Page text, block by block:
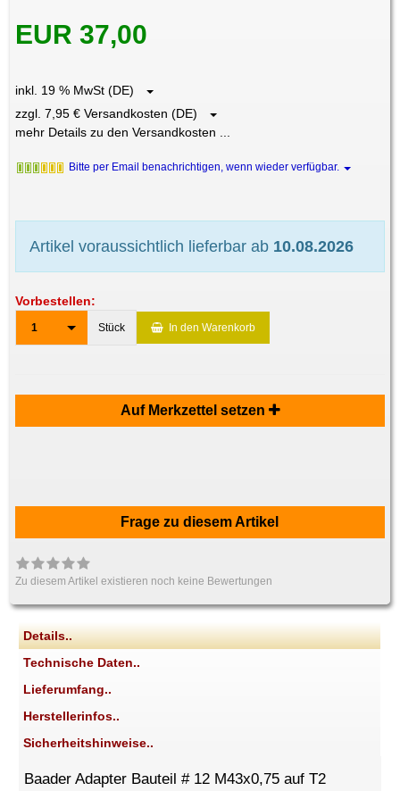
EUR 37,00
inkl. 19 % MwSt (DE)
zzgl. 7,95 € Versandkosten (DE)
mehr Details zu den Versandkosten ...
Bitte per Email benachrichtigen, wenn wieder verfügbar.
Artikel voraussichtlich lieferbar ab 10.08.2026
Vorbestellen:
1 Stück In den Warenkorb
Auf Merkzettel setzen
Frage zu diesem Artikel
Zu diesem Artikel existieren noch keine Bewertungen
Details..
Technische Daten..
Lieferumfang..
Herstellerinfos..
Sicherheitshinweise..
Baader Adapter Bauteil # 12 M43x0,75 auf T2